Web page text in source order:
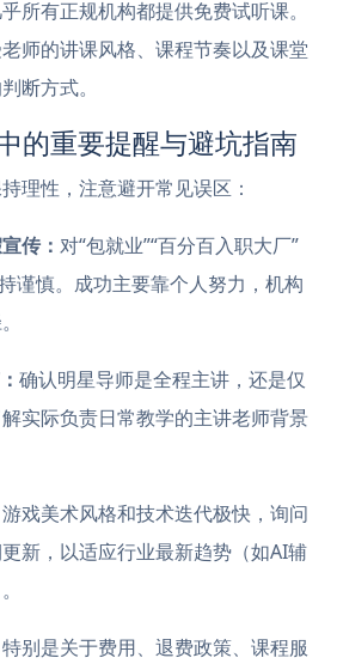
所有正规机构都提供免费试听课。
师的讲课风格、课程节奏以及课堂
断方式。
的重要提醒与避坑指南
理性，注意避开常见误区：
传： 对“包就业”“百分百入职大厂”
谨慎。成功主要靠个人努力，机构
确认明星导师是全程主讲，还是仅
实际负责日常教学的主讲老师背景
游戏美术风格和技术迭代极快，询问
新，以适应行业最新趋势（如AI辅
特别是关于费用、退费政策、课程服